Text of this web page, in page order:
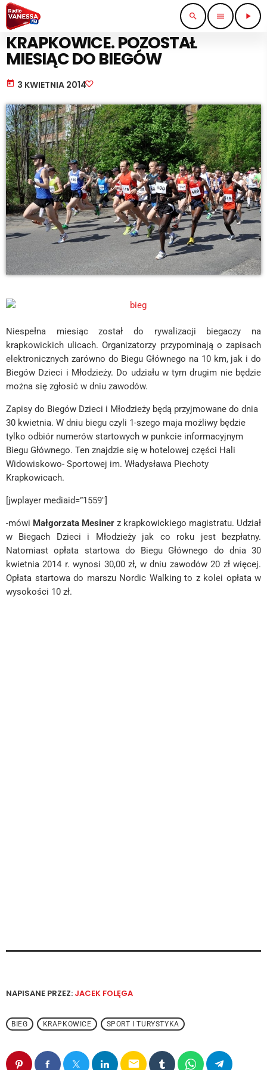
search menu play_arrow
SPORT I TURYSTYKA
KRAPKOWICE. POZOSTAŁ
MIESIĄC DO BIEGÓW
today 3 KWIETNIA 2014
Niespełna miesiąc został do rywalizacji biegaczy na
krapkowickich ulicach. Organizatorzy przypominają o zapisach
elektronicznych zarówno do Biegu Głównego na 10 km, jak i do
Biegów Dzieci i Młodzieży. Do udziału w tym drugim nie będzie
można się zgłosić w dniu zawodów.
Zapisy do Biegów Dzieci i Młodzieży będą przyjmowane do dnia
30 kwietnia. W dniu biegu czyli 1-szego maja możliwy będzie
tylko odbiór numerów startowych w punkcie informacyjnym
Biegu Głównego. Ten znajdzie się w hotelowej części Hali
Widowiskowo- Sportowej im. Władysława Piechoty
Krapkowicach.
[jwplayer mediaid=”1559″]
-mówi Małgorzata Mesiner z krapkowickiego magistratu. Udział
w Biegach Dzieci i Młodzieży jak co roku jest bezpłatny.
Natomiast opłata startowa do Biegu Głównego do dnia 30
kwietnia 2014 r. wynosi 30,00 zł, w dniu zawodów 20 zł więcej.
Opłata startowa do marszu Nordic Walking to z kolei opłata w
wysokości 10 zł.
NAPISANE PRZEZ: JACEK FOLĘGA
BIEG KRAPKOWICE SPORT I TURYSTYKA
email